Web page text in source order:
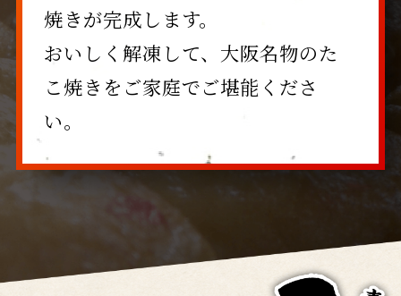
焼きが完成します。
おいしく解凍して、大阪名物のた
こ焼きをご家庭でご堪能くださ
い。